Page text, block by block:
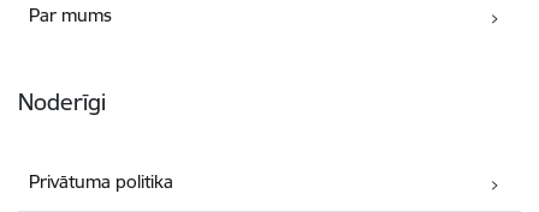
Par mums
Noderīgi
Privātuma politika